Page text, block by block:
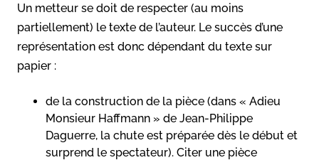
Un metteur se doit de respecter (au moins
partiellement) le texte de l’auteur. Le succès d’une
représentation est donc dépendant du texte sur
papier :
de la construction de la pièce (dans « Adieu
Monsieur Haffmann » de Jean-Philippe
Daguerre, la chute est préparée dès le début et
surprend le spectateur). Citer une pièce